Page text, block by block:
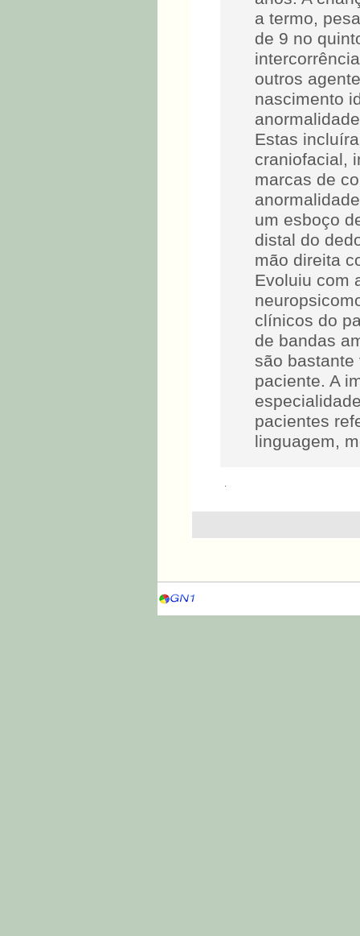
a termo,
de 9 no
outros
nascimento
Estas
craniofacial,
marcas de
um esboço
distal do
mão direita
Evoluiu com
clínicos do
de bandas
são
paciente. A
pacientes
linguagem,